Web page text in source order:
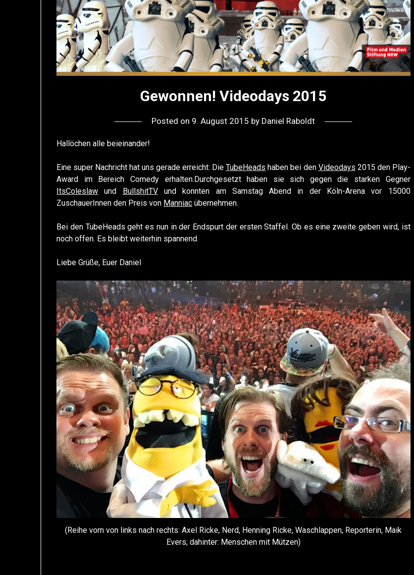
Gewonnen! Videodays 2015
Posted on 9. August 2015 by Daniel Raboldt
Hallöchen alle beieinander!
Eine super Nachricht hat uns gerade erreicht: DieTubeHeads haben bei den Videodays 2015 den Play-
Award im Bereich Comedy erhalten.Durchgesetzt haben sie sich gegen die starken Gegner
ItsColeslaw und BullshitTVund konnten am Samstag Abend in der Köln-Arena vor 15000
ZuschauerInnen den Preis von Manniac übernehmen.
Bei den TubeHeads geht es nun in der Endspurt der ersten Staffel. Ob es eine zweite geben wird, ist
noch offen. Es bleibt weiterhin spannend.
Liebe Grüße, Euer Daniel
(Reihe vorn von links nach rechts: Axel Ricke, Nerd, Henning Ricke, Waschlappen, Reporterin, Maik
Evers; dahinter: Menschen mit Mützen)